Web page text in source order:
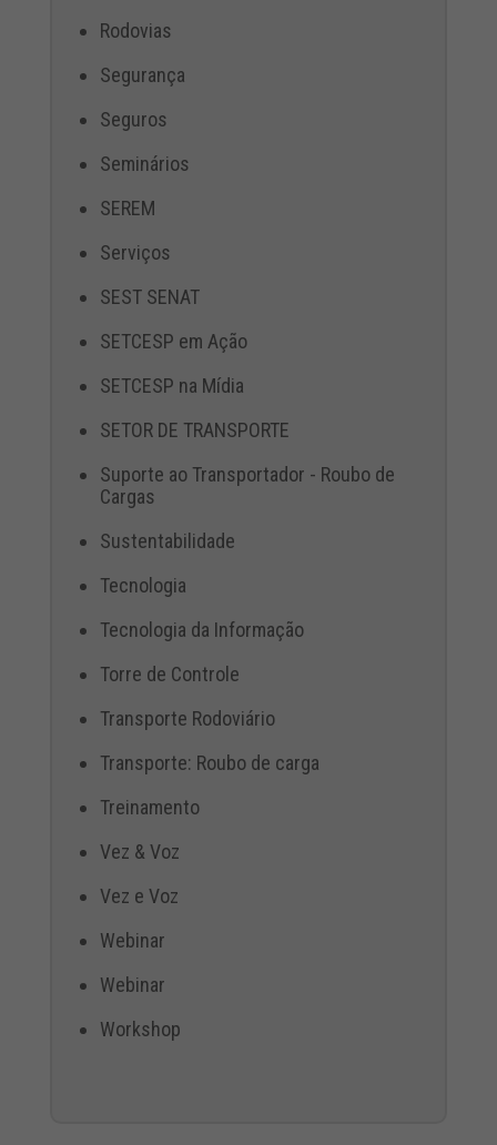
Rodovias
Segurança
Seguros
Seminários
SEREM
Serviços
SEST SENAT
SETCESP em Ação
SETCESP na Mídia
SETOR DE TRANSPORTE
Suporte ao Transportador - Roubo de
Cargas
Sustentabilidade
Tecnologia
Tecnologia da Informação
Torre de Controle
Transporte Rodoviário
Transporte: Roubo de carga
Treinamento
Vez & Voz
Vez e Voz
Webinar
Webinar
Workshop